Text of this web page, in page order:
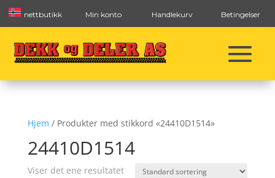
nettbutikk Min konto Handlekurv Betingelser
Hjem / Produkter med stikkord «24410D1514»
24410D1514
Viser det ene resultatet